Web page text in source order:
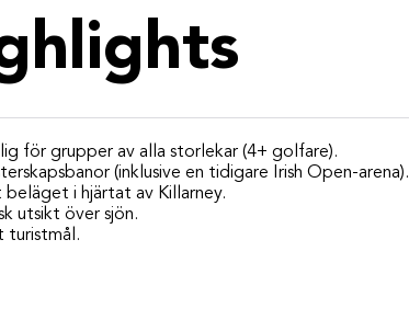
för grupper av alla storlekar (4+ golfare).
(inklusive en tidigare Irish Open-arena).
beläget i hjärtat av Killarney.
utsikt över sjön.
turistmål.